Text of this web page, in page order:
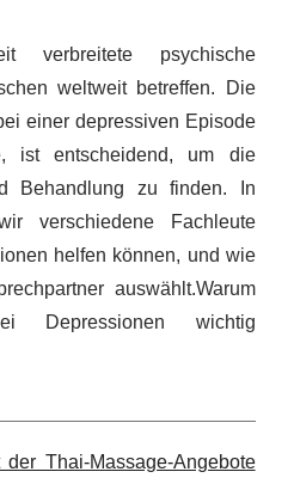
verbreitete psychische
weltweit betreffen. Die
einer depressiven Episode
ist entscheidend, um die
Behandlung zu finden. In
verschiedene Fachleute
helfen können, und wie
auswählt.Warum
Depressionen wichtig
Thai-Massage-Angebote